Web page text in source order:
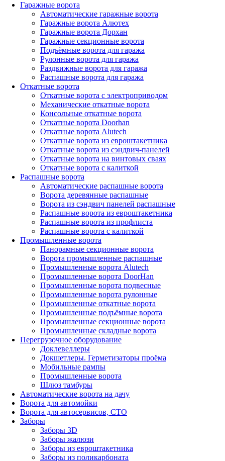
Гаражные ворота
Автоматические гаражные ворота
Гаражные ворота Алютех
Гаражные ворота Дорхан
Гаражные секционные ворота
Подъёмные ворота для гаража
Рулонные ворота для гаража
Раздвижные ворота для гаража
Распашные ворота для гаража
Откатные ворота
Откатные ворота с электроприводом
Механические откатные ворота
Консольные откатные ворота
Откатные ворота Doorhan
Откатные ворота Alutech
Откатные ворота из евроштакетника
Откатные ворота из сэндвич-панелей
Откатные ворота на винтовых сваях
Откатные ворота с калиткой
Распашные ворота
Автоматические распашные ворота
Ворота деревянные распашные
Ворота из сэндвич панелей распашные
Распашные ворота из евроштакетника
Распашные ворота из профлиста
Распашные ворота с калиткой
Промышленные ворота
Панорамные секционные ворота
Ворота промышленные распашные
Промышленные ворота Alutech
Промышленные ворота DoorHan
Промышленные ворота подвесные
Промышленные ворота рулонные
Промышленные откатные ворота
Промышленные подъёмные ворота
Промышленные секционные ворота
Промышленные складные ворота
Перегрузочное оборудование
Доклевеллеры
Докшетлеры. Герметизаторы проёма
Мобильные рампы
Промышленные ворота
Шлюз тамбуры
Автоматические ворота на дачу
Ворота для автомойки
Ворота для автосервисов, СТО
Заборы
Заборы 3D
Заборы жалюзи
Заборы из евроштакетника
Заборы из поликарбоната